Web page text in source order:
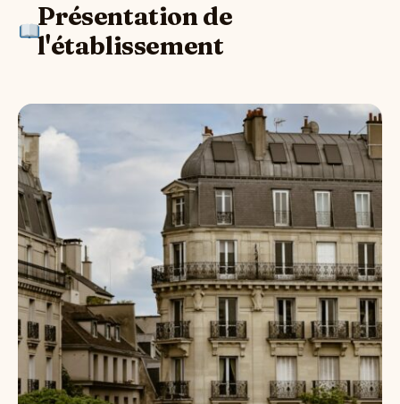
Présentation de
l'établissement